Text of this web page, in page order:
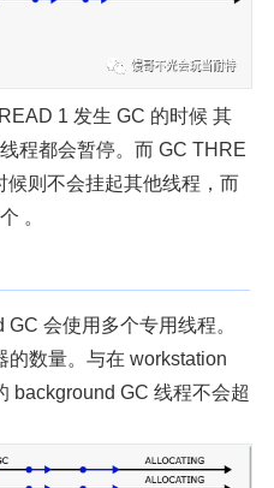
1 发生 GC 的时候 其
程都会暂停。而 GC THRE
则不会挂起其他线程，而
。
会使用多个专用线程。
的数量。与在 workstation
background GC 线程不会超